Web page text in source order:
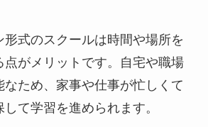
式のスクールは時間や場所を
点がメリットです。自宅や職場
なため、家事や仕事が忙しくて
て学習を進められます。